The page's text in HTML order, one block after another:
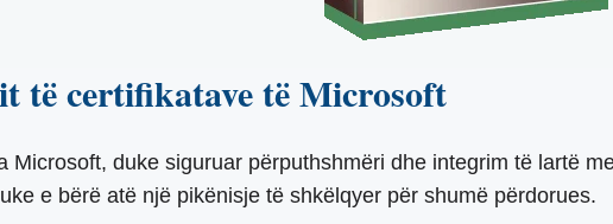
të certifikatave të Microsoft
Microsoft, duke siguruar përputhshmëri dhe integrim të lartë
e bërë atë një pikënisje të shkëlqyer për shumë përdorues.